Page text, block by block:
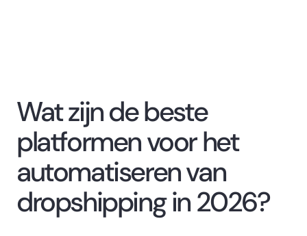
Wat zijn de beste
platformen voor het
automatiseren van
dropshipping in 2026?